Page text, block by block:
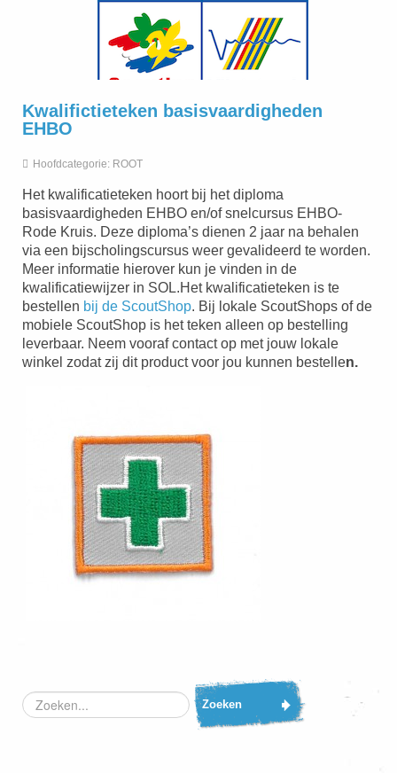
Kwalifictieteken basisvaardigheden
EHBO
Hoofdcategorie: ROOT
Het kwalificatieteken hoort bij het diploma
basisvaardigheden EHBO en/of snelcursus EHBO-
Rode Kruis. Deze diploma’s dienen 2 jaar na behalen
via een bijscholingscursus weer gevalideerd te worden.
Meer informatie hierover kun je vinden in de
kwalificatiewijzer in SOL.Het kwalificatieteken is te
bestellen bij de ScoutShop. Bij lokale ScoutShops of de
mobiele ScoutShop is het teken alleen op bestelling
leverbaar. Neem vooraf contact op met jouw lokale
winkel zodat zij dit product voor jou kunnen bestellen.
Zoeken